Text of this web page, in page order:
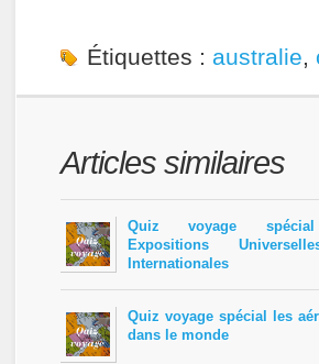
Étiquettes : australie,
Articles similaires
Quiz voyage
Expositions
Internationales
Quiz voyage spécial les
dans le monde